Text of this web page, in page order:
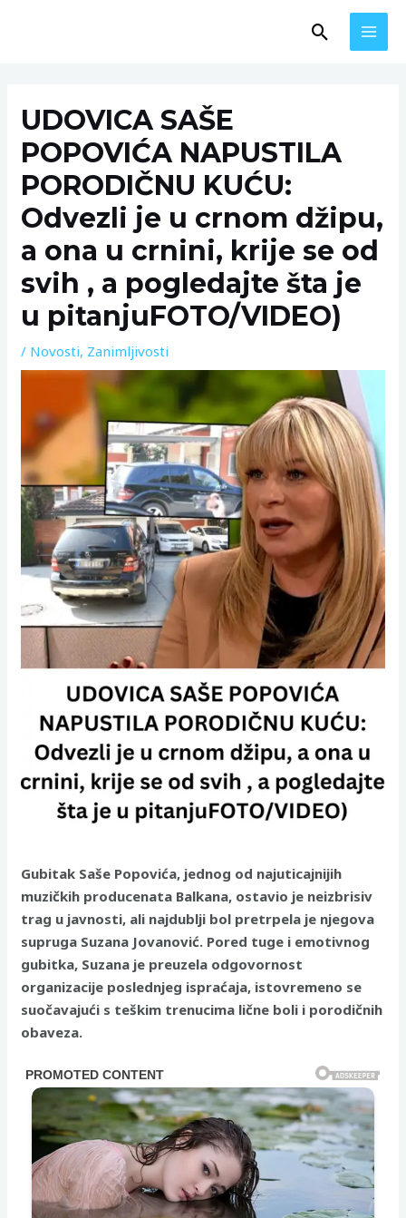
Search
UDOVICA SAŠE
POPOVIĆA NAPUSTILA
PORODIČNU KUĆU:
Odvezli je u crnom džipu,
a ona u crnini, krije se od
svih , a pogledajte šta je
u pitanjuFOTO/VIDEO)
/ Novosti, Zanimljivosti
Gubitak Saše Popovića, jednog od najuticajnijih
muzičkih producenata Balkana, ostavio je neizbrisiv
trag u javnosti, ali najdublji bol pretrpela je njegova
supruga Suzana Jovanović. Pored tuge i emotivnog
gubitka, Suzana je preuzela odgovornost
organizacije poslednjeg ispraćaja, istovremeno se
suočavajući s teškim trenucima lične boli i porodičnih
obaveza.